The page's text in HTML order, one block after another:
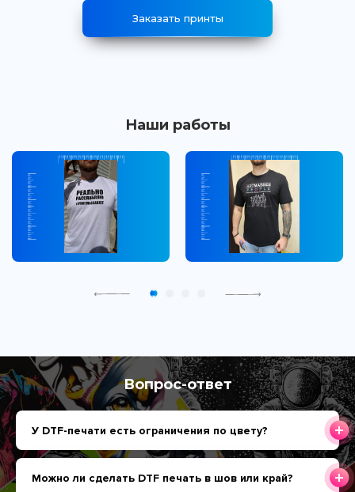
Заказать принты
Наши работы
Вопрос-ответ
У DTF-печати есть ограничения по цвету?
Можно ли сделать DTF печать в шов или край?